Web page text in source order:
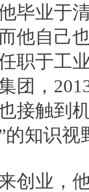
毕业于
他自己
职于工
团，
接触到
的知识视
业，他